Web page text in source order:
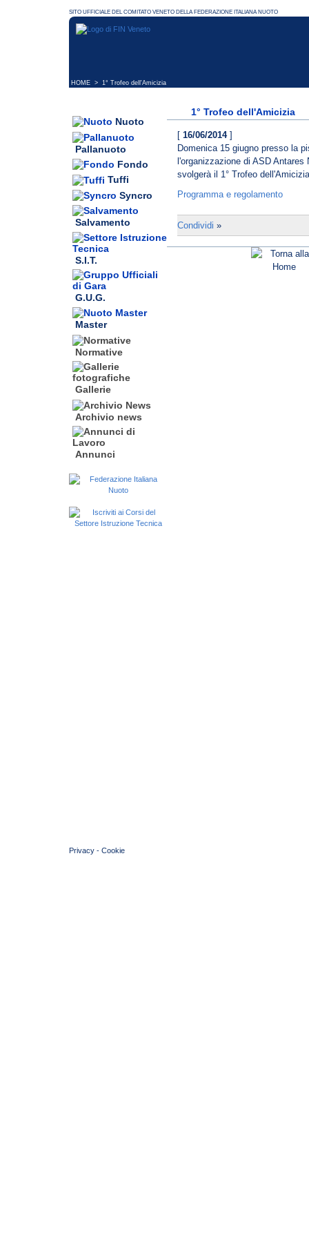
HOME > 1° Trofeo dell'Amicizia
Nuoto
Pallanuoto
Fondo
Tuffi
Syncro
Salvamento
S.I.T.
G.U.G.
Master
Normative
Gallerie
Archivio news
Annunci
1° Trofeo dell'Amicizia
[ 16/06/2014]
Domenica 15 giugno presso la
l'organizzazione di ASD
svolgerà il 1° Trofeo
Programma e regolamento
Condividi »
Privacy - Cookie